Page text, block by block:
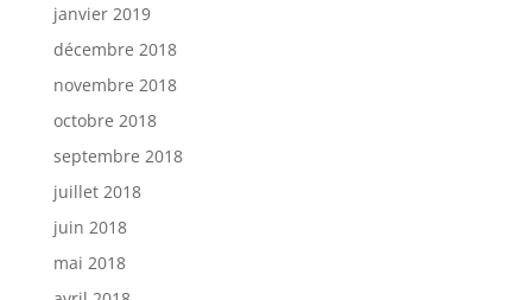
janvier 2019
décembre 2018
novembre 2018
octobre 2018
septembre 2018
juillet 2018
juin 2018
mai 2018